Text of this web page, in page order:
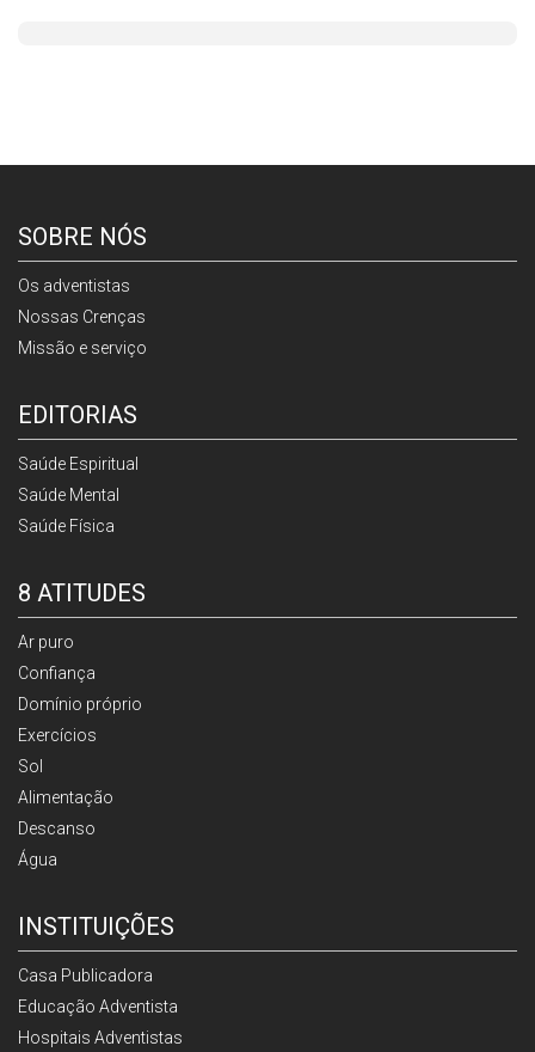
SOBRE NÓS
Os adventistas
Nossas Crenças
Missão e serviço
EDITORIAS
Saúde Espiritual
Saúde Mental
Saúde Física
8 ATITUDES
Ar puro
Confiança
Domínio próprio
Exercícios
Sol
Alimentação
Descanso
Água
INSTITUIÇÕES
Casa Publicadora
Educação Adventista
Hospitais Adventistas